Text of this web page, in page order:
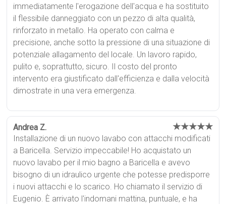
immediatamente l'erogazione dell'acqua e ha sostituito
il flessibile danneggiato con un pezzo di alta qualità,
rinforzato in metallo. Ha operato con calma e
precisione, anche sotto la pressione di una situazione di
potenziale allagamento del locale. Un lavoro rapido,
pulito e, soprattutto, sicuro. Il costo del pronto
intervento era giustificato dall'efficienza e dalla velocità
dimostrate in una vera emergenza.
Andrea Z. ★★★★★
Installazione di un nuovo lavabo con attacchi modificati
a Baricella. Servizio impeccabile! Ho acquistato un
nuovo lavabo per il mio bagno a Baricella e avevo
bisogno di un idraulico urgente che potesse predisporre
i nuovi attacchi e lo scarico. Ho chiamato il servizio di
Eugenio. È arrivato l'indomani mattina, puntuale, e ha